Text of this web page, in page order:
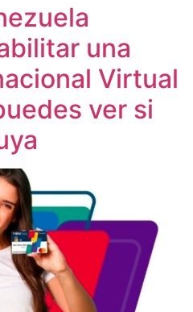
una
Virtual
ver si